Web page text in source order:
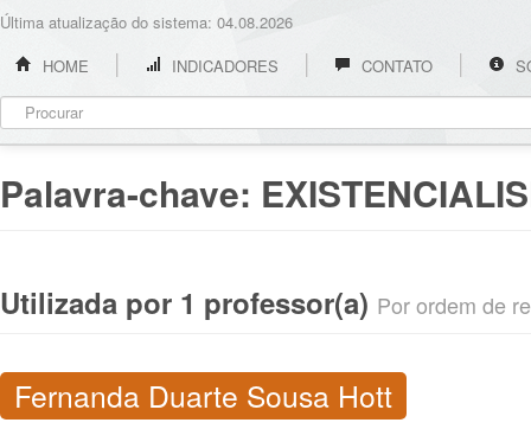
Última atualização do sistema: 04.08.2026
HOME
INDICADORES CONTATO
Palavra-chave:
Utilizada por 1 professor(a) Por ordem de
Fernanda Duarte Sousa Hott